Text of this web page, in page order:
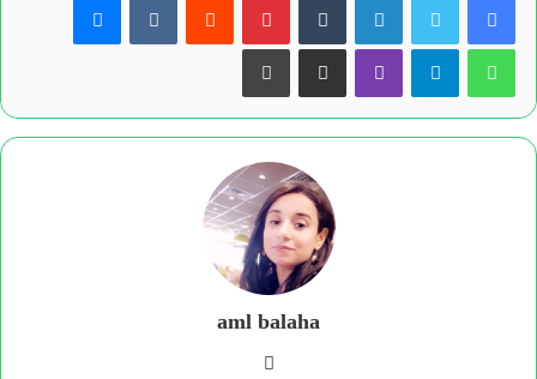
واتساب تيلقرام ڤايبر مشاركة عبر البريد طباعة
aml balaha